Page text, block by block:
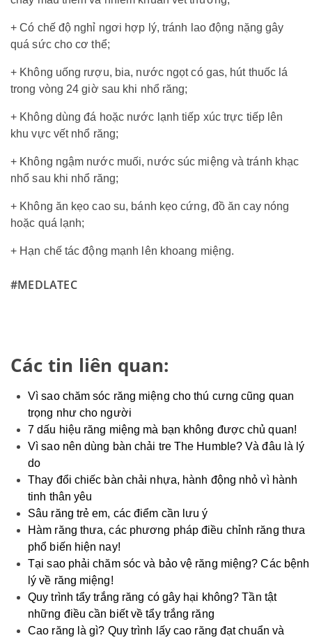
+ Có chế độ nghỉ ngơi hợp lý, tránh lao động nặng gây
quá sức cho cơ thể;
+ Không uống rượu, bia, nước ngọt có gas, hút thuốc lá
trong vòng 24 giờ sau khi nhổ răng;
+ Không dùng đá hoặc nước lạnh tiếp xúc trực tiếp lên
khu vực vết nhổ răng;
+ Không ngậm nước muối, nước súc miệng và tránh khạc
nhổ sau khi nhổ răng;
+ Không ăn kẹo cao su, bánh kẹo cứng, đồ ăn cay nóng
hoặc quá lạnh;
+ Hạn chế tác động mạnh lên khoang miệng.
#MEDLATEC
Các tin liên quan:
Vì sao chăm sóc răng miệng cho thú cưng cũng quan
trọng như cho người
7 dấu hiệu răng miệng mà bạn không được chủ quan!
Vì sao nên dùng bàn chải tre The Humble? Và đâu là lý
do
Thay đổi chiếc bàn chải nhựa, hành động nhỏ vì hành
tinh thân yêu
Sâu răng trẻ em, các điểm cần lưu ý
Hàm răng thưa, các phương pháp điều chỉnh răng thưa
phổ biến hiện nay!
Tại sao phải chăm sóc và bảo vệ răng miệng? Các bệnh
lý về răng miệng!
Quy trình tẩy trắng răng có gây hại không? Tần tật
những điều cần biết về tẩy trắng răng
Cao răng là gì? Quy trình lấy cao răng đạt chuẩn và